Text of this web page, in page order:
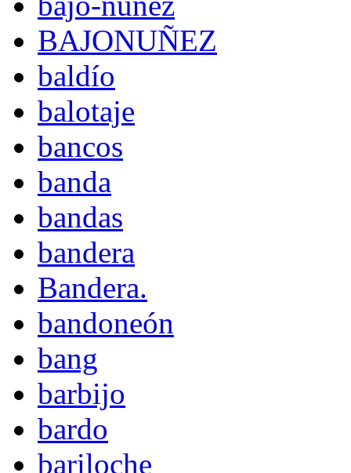
BAJONUÑEZ
baldío
balotaje
bancos
banda
bandas
bandera
Bandera.
bandoneón
bang
barbijo
bardo
bariloche